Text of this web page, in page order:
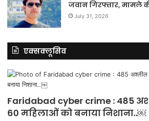
जवान गिरफ्तार, मामले
July 31, 2026
एक्सक्लूसिव
Faridabad cyber crime : 485
60 महिलाओं को बनाया निशाना..￼